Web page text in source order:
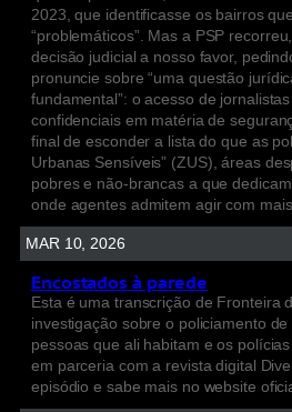
2023, que identificasse os bairros
“problemáticos”. Mas a PSP
decisão judicial a nosso favor,
pronuncie sobre “uma questão
fundamental”: o acesso de
confidenciais em matéria de
final de esconder a lista do que as
Urbanas Sensíveis” (ZUS), áreas
pobres e não-brancas a que
onde agentes admitem agir com
MAR 10, 2026
Encostados à parede
Esta é uma transcrição de Fronteira
investigação sobre o policiamento
pessoas que ali habitam e os
em parceria com a revista digital
episódio e sabe mais no website